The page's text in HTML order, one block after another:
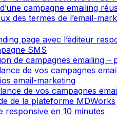
campagne emailing
des termes de l’email-
page avec l’éditeur
SMS
de campagnes emailing –
de vos campagnes
email-marketing
de vos campagnes
de la plateforme MDWorks
responsive en 10 minutes